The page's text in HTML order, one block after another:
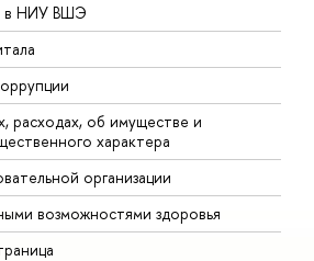
в НИУ ВШЭ
расходах, об имуществе и
характера
организации
возможностями здоровья